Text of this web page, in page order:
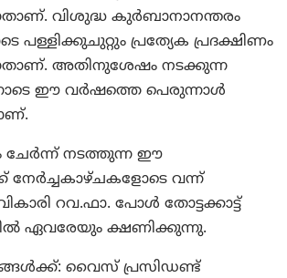
വിശുദ്ധ കുര്‍ബാനാനന്തരം
പള്ളിക്കുചുറ്റും പ്രത്യേക പ്രദക്ഷിണം
അതിനുശേഷം നടക്കുന്ന
ഈ വര്‍ഷത്തെ പെരുന്നാള്‍
ചേര്‍ന്ന് നടത്തുന്ന ഈ
നേര്‍ച്ചകാഴ്ചകളോടെ വന്ന്
റവ.ഫാ. പോള്‍ തോട്ടക്കാട്ട്
ഏവരേയും ക്ഷണിക്കുന്നു.
വൈസ് പ്രസിഡണ്ട്